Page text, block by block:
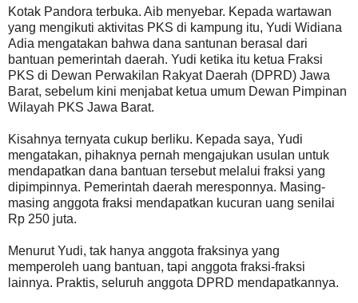
Kotak Pandora terbuka. Aib menyebar. Kepada wartawan
yang mengikuti aktivitas PKS di kampung itu, Yudi Widiana
Adia mengatakan bahwa dana santunan berasal dari
bantuan pemerintah daerah. Yudi ketika itu ketua Fraksi
PKS di Dewan Perwakilan Rakyat Daerah (DPRD) Jawa
Barat, sebelum kini menjabat ketua umum Dewan Pimpinan
Wilayah PKS Jawa Barat.
Kisahnya ternyata cukup berliku. Kepada saya, Yudi
mengatakan, pihaknya pernah mengajukan usulan untuk
mendapatkan dana bantuan tersebut melalui fraksi yang
dipimpinnya. Pemerintah daerah meresponnya. Masing-
masing anggota fraksi mendapatkan kucuran uang senilai
Rp 250 juta.
Menurut Yudi, tak hanya anggota fraksinya yang
memperoleh uang bantuan, tapi anggota fraksi-fraksi
lainnya. Praktis, seluruh anggota DPRD mendapatkannya.